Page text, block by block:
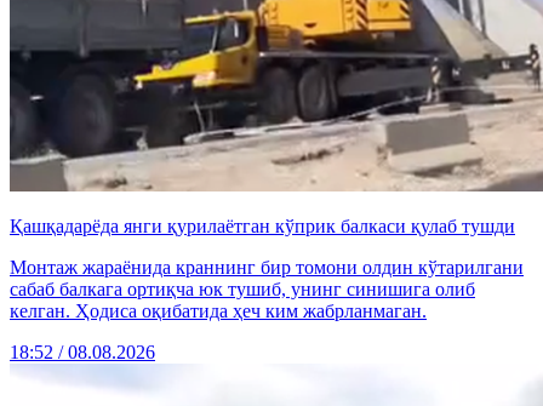
Қашқадарёда янги қурилаётган кўприк балкаси қулаб тушди
Монтаж жараёнида краннинг бир томони олдин кўтарилгани
сабаб балкага ортиқча юк тушиб, унинг синишига олиб
келган. Ҳодиса оқибатида ҳеч ким жабрланмаган.
18:52 / 08.08.2026